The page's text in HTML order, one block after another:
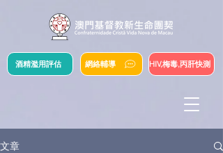
網絡輔導
酒精濫用評估 HIV,梅毒,丙肝快測
文章